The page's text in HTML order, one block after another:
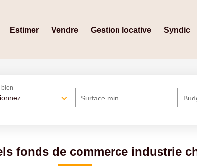
Estimer Vendre Gestion locative Syndic
bien
Surface min
fonds de commerce industrie